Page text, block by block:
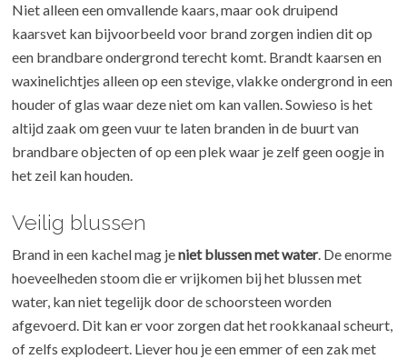
Niet alleen een omvallende kaars, maar ook druipend
kaarsvet kan bijvoorbeeld voor brand zorgen indien dit op
een brandbare ondergrond terecht komt. Brandt kaarsen en
waxinelichtjes alleen op een stevige, vlakke ondergrond in een
houder of glas waar deze niet om kan vallen. Sowieso is het
altijd zaak om geen vuur te laten branden in de buurt van
brandbare objecten of op een plek waar je zelf geen oogje in
het zeil kan houden.
Veilig blussen
Brand in een kachel mag jeniet blussen met water. De enorme
hoeveelheden stoom die er vrijkomen bij het blussen met
water, kan niet tegelijk door de schoorsteen worden
afgevoerd. Dit kan er voor zorgen dat het rookkanaal scheurt,
of zelfs explodeert. Liever hou je een emmer of een zak met